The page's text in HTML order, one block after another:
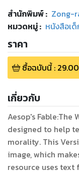
สำนักพิมพ์: Zong-
หมวดหมู่: หนังสือเ
ราคา
ซื้อฉบับนี้: 29.00
เกี่ยวกับ
Aesop's Fable:The
designed to help
morality. This
image, which
resource uses